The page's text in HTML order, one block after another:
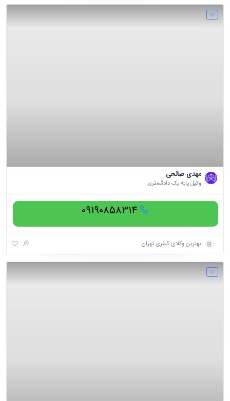
مهدی صالحی
وکیل پایه یک دادگستری
09190858314
بهترین وکلای کیفری تهران